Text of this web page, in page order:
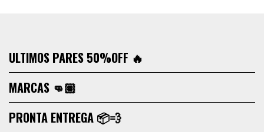
ULTIMOS PARES 50%OFF 🔥
MARCAS 👊🏽
PRONTA ENTREGA 📦💨